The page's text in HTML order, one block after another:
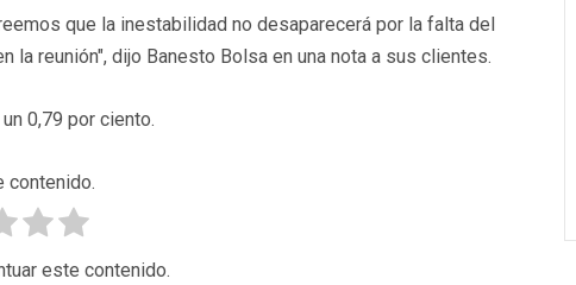
que la inestabilidad no desaparecerá por la falta del
reunión", dijo Banesto Bolsa en una nota a sus clientes.
0,79 por ciento.
contenido.
este contenido.